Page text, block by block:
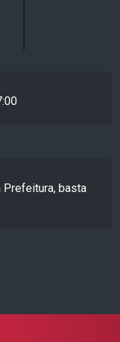
Prefeitura, basta